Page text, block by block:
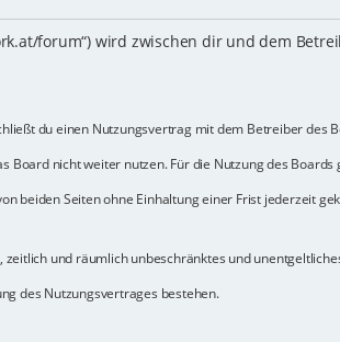
forum“) wird zwischen dir und dem
du einen Nutzungsvertrag mit dem Betreiber des
Board nicht weiter nutzen. Für die Nutzung des
beiden Seiten ohne Einhaltung einer Frist jederzeit
und räumlich unbeschränktes und
des Nutzungsvertrages bestehen.